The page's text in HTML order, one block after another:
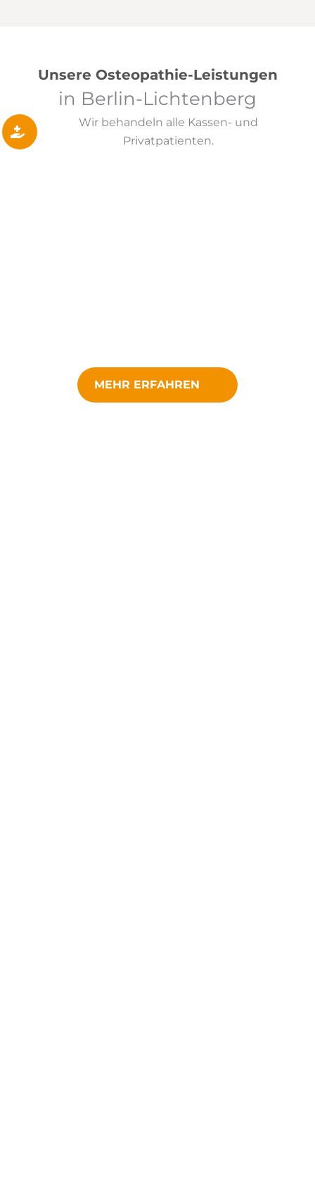
Unsere Osteopathie-Leistungen
in Berlin-Lichtenberg
Wir behandeln alle Kassen- und
Privatpatienten.
MEHR ERFAHREN